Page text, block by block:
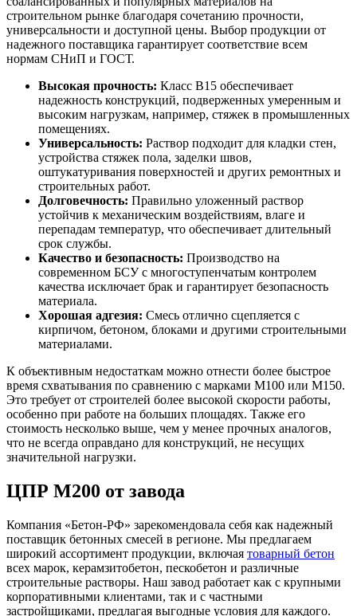
строительном рынке благодаря сочетанию прочности,
универсальности и доступной цены. Выбор продукции от
надежного поставщика гарантирует соответствие всем
нормам СНиП и ГОСТ.
Высокая прочность: Класс B15 обеспечивает
надежность конструкций, подверженных умеренным и
высоким нагрузкам, например, стяжек в промышленных
помещениях.
Универсальность: Раствор подходит для кладки стен,
устройства стяжек пола, заделки швов,
оштукатуривания поверхностей и других ремонтных и
строительных работ.
Долговечность: Правильно уложенный раствор
устойчив к механическим воздействиям, влаге и
перепадам температур, что обеспечивает длительный
срок службы.
Качество и безопасность: Производство на
современном БСУ с многоступенчатым контролем
качества исключает брак и гарантирует безопасность
материала.
Хорошая адгезия: Смесь отлично сцепляется с
кирпичом, бетоном, блоками и другими строительными
материалами.
К объективным недостаткам можно отнести более быстрое
время схватывания по сравнению с марками М100 или М150.
Это требует от строителей более высокой скорости работы,
особенно при работе на больших площадях. Также его
стоимость несколько выше, чем у менее прочных аналогов,
что не всегда оправдано для конструкций, не несущих
значительной нагрузки.
ЦПР М200 от завода
Компания «Бетон-РФ» зарекомендовала себя как надежный
поставщик бетонных смесей в регионе. Мы предлагаем
широкий ассортимент продукции, включая товарный бетон
всех марок, керамзитобетон, пескобетон и различные
строительные растворы. Наш завод работает как с крупными
корпоративными клиентами, так и с частными
застройщиками, предлагая выгодные условия для каждого.